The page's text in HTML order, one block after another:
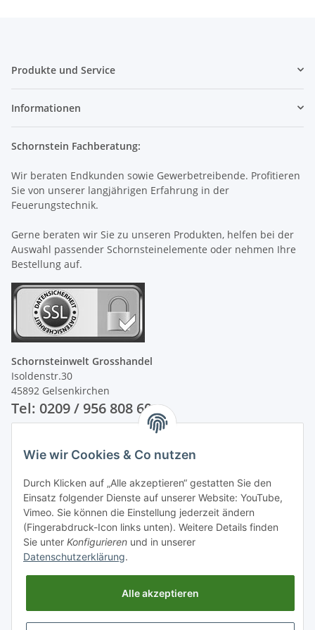
Produkte und Service
Informationen
Schornstein Fachberatung:
Wir beraten Endkunden sowie Gewerbetreibende. Profitieren
Sie von unserer langjährigen Erfahrung in der
Feuerungstechnik.
Gerne beraten wir Sie zu unseren Produkten, helfen bei der
Auswahl passender Schornsteinelemente oder nehmen Ihre
Bestellung auf.
Schornsteinwelt Grosshandel
Isoldenstr.30
45892 Gelsenkirchen
Tel: 0209 / 956 808 60
Unsere Zahlungsarten
Wie wir Cookies & Co nutzen
Durch Klicken auf „Alle akzeptieren“ gestatten Sie den
Einsatz folgender Dienste auf unserer Website: YouTube,
Vimeo. Sie können die Einstellung jederzeit ändern
(Fingerabdruck-Icon links unten). Weitere Details finden
Sie unter Konfigurieren und in unserer
Datenschutzerklärung.
Alle akzeptieren